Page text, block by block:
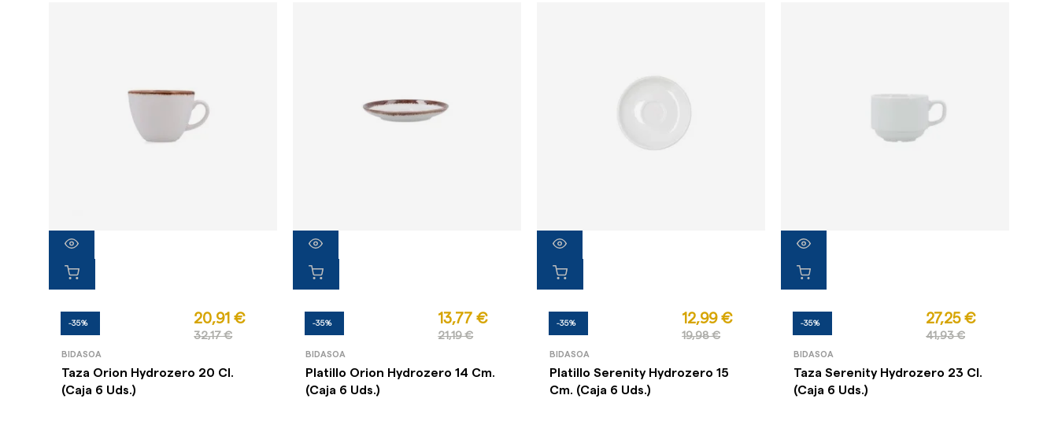
-35% 20,91 €
32,17 €
BIDASOA
Taza Orion Hydrozero 20 Cl.
(Caja 6 Uds.)
-35% 13,77 €
21,19 €
BIDASOA
Platillo Orion Hydrozero 14 Cm.
(Caja 6 Uds.)
-35% 12,99 €
19,98 €
BIDASOA
Platillo Serenity Hydrozero 15
Cm. (Caja 6 Uds.)
-35% 27,25 €
41,93 €
BIDASOA
Taza Serenity Hydrozero 23 Cl.
(Caja 6 Uds.)